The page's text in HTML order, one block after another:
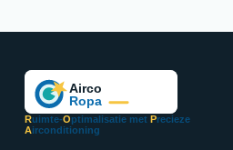
Ruimte-Optimalisatie met Precieze
Airconditioning